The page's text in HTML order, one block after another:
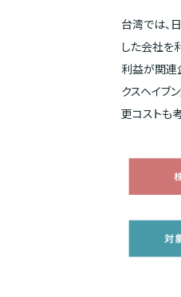
台湾では、
した会社を
利益が関連
クスヘイブ
更コストも